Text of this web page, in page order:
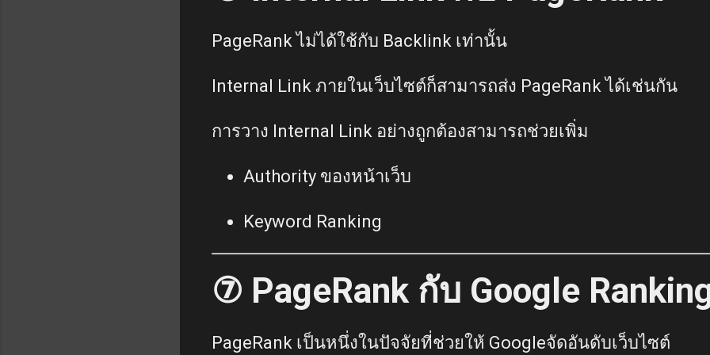
PageRank ไม่ได้ใช้กับ Backlink เท่านั้น
Internal Link ภายในเว็บไซต์ก็สามารถส่ง PageRank ได้เช่นกัน
การวาง Internal Link อย่างถูกต้องสามารถช่วยเพิ่ม
Authority ของหน้าเว็บ
Keyword Ranking
⑦ PageRank กับ Google
PageRank เป็นหนึ่งในปัจจัยที่ช่วยให้ Googleจัดอันดับเว็บไซต์